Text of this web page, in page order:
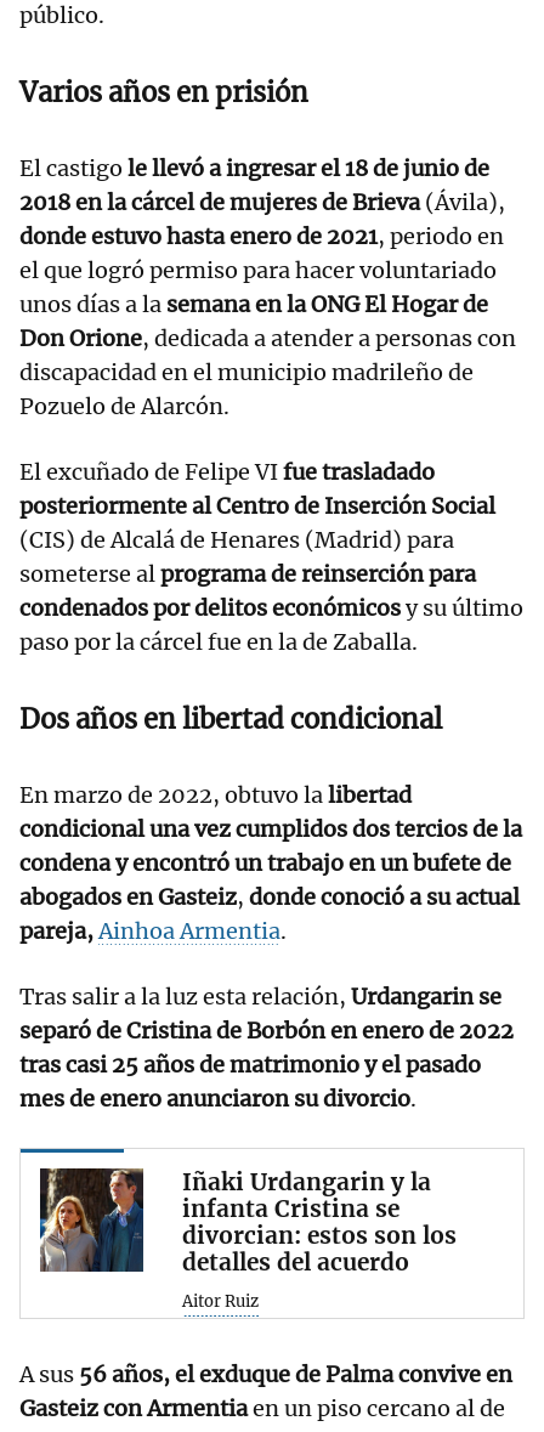
público.
Varios años en prisión
El castigo le llevó a ingresar el 18 de junio de
2018 en la cárcel de mujeres de Brieva(Ávila),
donde estuvo hasta enero de 2021, periodo en
el que logró permiso para hacer voluntariado
unos días a la semana en la ONG El Hogar de
Don Orione, dedicada a atender a personas con
discapacidad en el municipio madrileño de
Pozuelo de Alarcón.
El excuñado de Felipe VIfue trasladado
posteriormente al Centro de Inserción Social
(CIS) de Alcalá de Henares (Madrid) para
someterse alprograma de reinserción para
condenados por delitos económicosy su último
paso por la cárcel fue en la de Zaballa.
Dos años en libertad condicional
En marzo de 2022, obtuvo lalibertad
condicional una vez cumplidos dos tercios de la
condena y encontró un trabajo en un bufete de
abogados en Gasteiz, donde conoció a su actual
pareja,Ainhoa Armentia.
Tras salir a la luz esta relación, Urdangarin se
separó de Cristina de Borbón en enero de 2022
tras casi 25 años de matrimonio y el pasado
mes de enero anunciaron su divorcio.
Iñaki Urdangarin y la
infanta Cristina se
divorcian: estos son los
detalles del acuerdo
Aitor Ruiz
A sus 56 años, el exduque de Palma convive en
Gasteiz con Armentiaen un piso cercano al de